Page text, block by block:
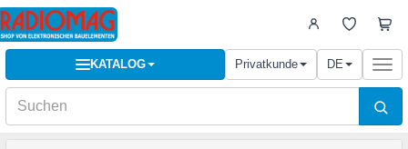
KATALOG Privatkunde DE